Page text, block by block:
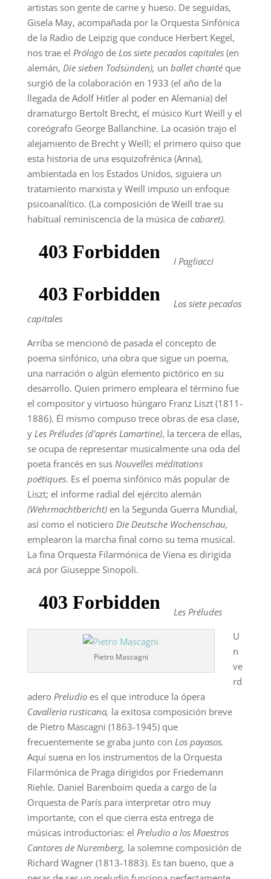
artistas son gente de carne y hueso. De seguidas,
Gisela May, acompañada por la Orquesta Sinfónica
de la Radio de Leipzig que conduce Herbert Kegel,
nos trae el Prólogode Los siete pecados capitales (en
alemán, Die sieben Todsünden), un ballet chantéque
surgió de la colaboración en 1933 (el año de la
llegada de Adolf Hitler al poder en Alemania) del
dramaturgo Bertolt Brecht, el músico Kurt Weill y el
coreógrafo George Ballanchine. La ocasión trajo el
alejamiento de Brecht y Weill; el primero quiso que
esta historia de una esquizofrénica (Anna),
ambientada en los Estados Unidos, siguiera un
tratamiento marxista y Weill impuso un enfoque
psicoanalítico. (La composición de Weill trae su
habitual reminiscencia de la música decabaret).
I Pagliacci
Los siete pecados
capitales
Arriba se mencionó de pasada el concepto de
poema sinfónico, una obra que sigue un poema,
una narración o algún elemento pictórico en su
desarrollo. Quien primero empleara el término fue
el compositor y virtuoso húngaro Franz Liszt (1811-
1886). Él mismo compuso trece obras de esa clase,
y Les Préludes (d’aprés Lamartine), la tercera de ellas,
se ocupa de representar musicalmente una oda del
poeta francés en sus Nouvelles méditations
poétiques. Es el poema sinfónico más popular de
Liszt; el informe radial del ejército alemán
(Wehrmachtbericht) en la Segunda Guerra Mundial,
así como el noticiero Die Deutsche Wochenschau,
emplearon la marcha final como su tema musical.
La fina Orquesta Filarmónica de Viena es dirigida
acá por Giuseppe Sinopoli.
Les Préludes
Pietro Mascagni
U
n
ve
rd
adero Preludioes el que introduce la ópera
Cavalleria rusticana, la exitosa composición breve
de Pietro Mascagni (1863-1945) que
frecuentemente se graba junto con Los payasos.
Aquí suena en los instrumentos de la Orquesta
Filarmónica de Praga dirigidos por Friedemann
Riehle. Daniel Barenboim queda a cargo de la
Orquesta de París para interpretar otro muy
importante, con el que cierra esta entrega de
músicas introductorias: el Preludio a los Maestros
Cantores de Nuremberg, la solemne composición de
Richard Wagner (1813-1883). Es tan bueno, que a